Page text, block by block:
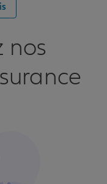
nos